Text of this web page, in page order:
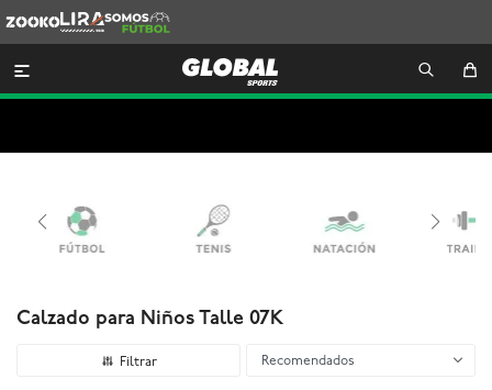
Lira
Somos
Futbol

Calzado para Niños Talle 07K
Recomendados